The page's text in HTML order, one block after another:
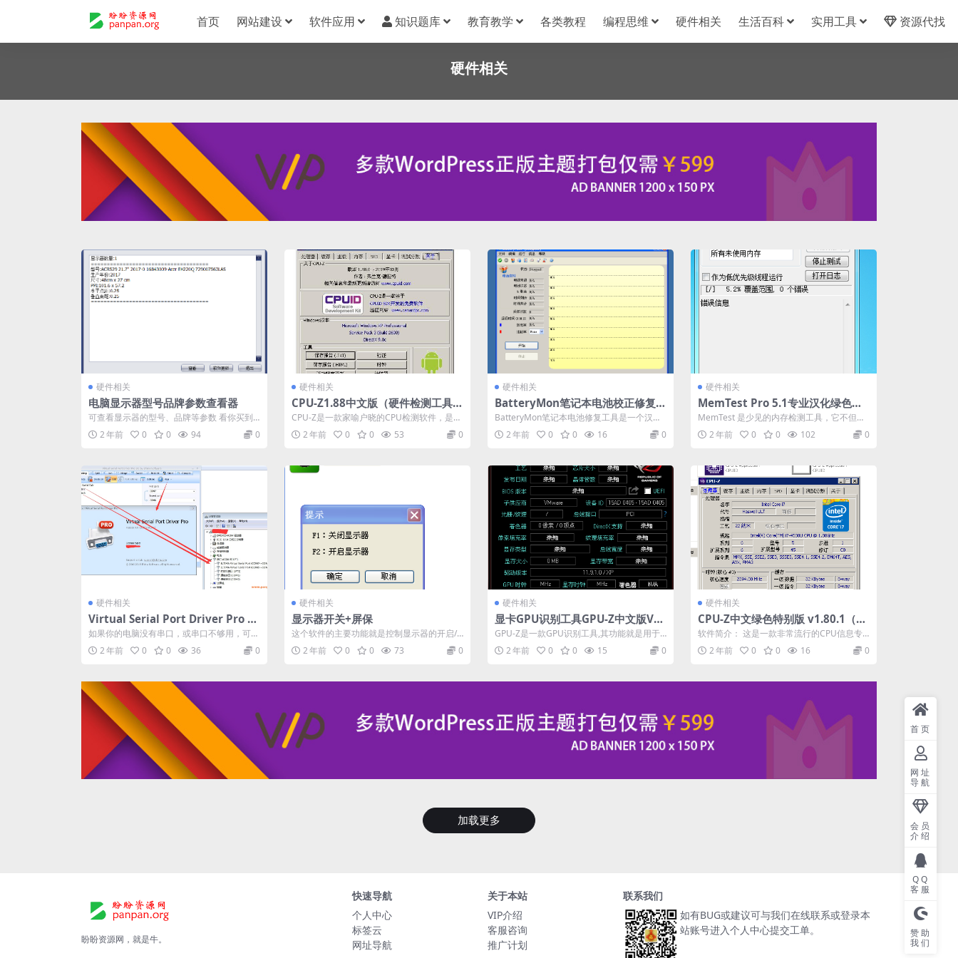
首页 网站建设 软件应用 知识题库 教育教学 各类教程 编程思维 硬件相关 生活百科 实用工具 资源代找
硬件相关
硬件相关
电脑显示器型号品牌参数查看器
可查看显示器的型号、品牌等参数 看你买到
的显示器是不是对的 电脑显示器型号品牌参...
2 年前 0 0 94 0
硬件相关
CPU-Z1.88中文版（硬件检测工具）
-数字签名时间2019年3月29日
CPU-Z是一款家喻户晓的CPU检测软件，是检
测CPU使用程度最高的一款软件，除...
2 年前 0 0 53 0
硬件相关
BatteryMon笔记本电池校正修复工
具2.1.1绿色版-价值24美金
BatteryMon笔记本电池修复工具是一个汉化
电池校正软件，效果非常好，亲测老...
2 年前 0 0 16 0
硬件相关
MemTest Pro 5.1专业汉化绿色版-
测试大于2G内存
MemTest 是少见的内存检测工具，它不但可
以彻底的检测出内存的稳定度，还可同...
2 年前 0 0 102 0
硬件相关
Virtual Serial Port Driver Pro 9.
0-虚拟串口软件
如果你的电脑没有串口，或串口不够用，可以
使用这个工具来添加任何的端口号。 Vir...
2 年前 0 0 36 0
硬件相关
显示器开关+屏保
这个软件的主要功能就是控制显示器的开启/
关闭 等同于电源按钮 但是个人感觉比去按...
2 年前 0 0 73 0
硬件相关
显卡GPU识别工具GPU-Z中文版V2.
2-硬件检测工具
GPU-Z是一款GPU识别工具,其功能就是用于
显卡识别的”GPU-Z”。 GPU...
2 年前 0 0 15 0
硬件相关
CPU-Z中文绿色特别版 v1.80.1（X8
6+X64）
软件简介： 这是一款非常流行的CPU信息专
业检测利器。 CPU-Z是最权威的处理...
2 年前 0 0 16 0
加载更多
盼盼资源网，就是牛。
快速导航
个人中心
标签云
网址导航
关于本站
VIP介绍
客服咨询
推广计划
联系我们
如有BUG或建议可与我们在线联系或登录本
站账号进入个人中心提交工单。
首页
网址
导航
会员
介绍
QQ
客服
赞助
我们